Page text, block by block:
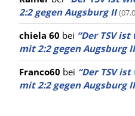
2:2 gegen Augsburg II
chiela 60 bei “Der TSV
mit 2:2 gegen Augsburg II
Franco60 bei “Der TSV
mit 2:2 gegen Augsburg II